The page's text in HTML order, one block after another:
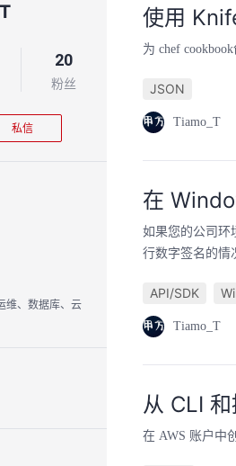
20
粉丝
私信
维、数据库、云
使用
为 chef
JSON
Tiamo_T
在
如果您的公司环
行数字签名的情
API/SDK
Tiamo_T
从 CLI
在 AWS 账户中